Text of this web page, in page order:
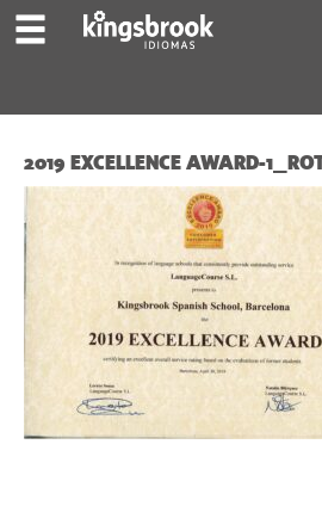
2019 EXCELLENCE AWARD-